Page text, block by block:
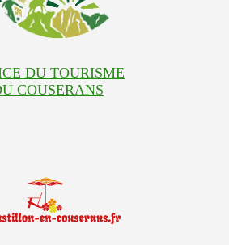
DU TOURISME
COUSERANS